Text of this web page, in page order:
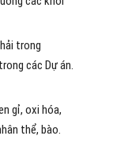
trong
các Dự án.
gỉ, oxi hóa,
thể, bào.